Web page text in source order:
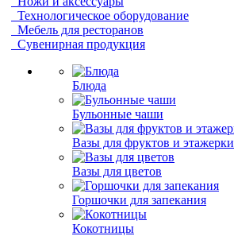
Технологическое оборудование
Мебель для ресторанов
Сувенирная продукция
Блюда
Бульонные чаши
Вазы для фруктов и этажерки
Вазы для цветов
Горшочки для запекания
Кокотницы